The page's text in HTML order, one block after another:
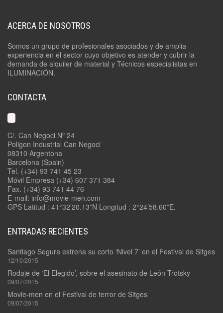
ACERCA DE NOSOTROS
Somos un grupo de profesionales asociados y de amplia
experiencia en el sector cuyo objetivo es atender y cubrir la
demanda de alquiler de material y Técnicos especialistas en
ILUMINACIÓN.
CONTACTA
C/. Can Negoci Nº 24
Poligon Industrial Can Negoci
08310 Argentona
Barcelona (Spain)
Tel. (+34) 93 741 45 23
Móvil Empresa (+34) 607 371 384
Fax. (+34) 93 741 44 76
E-mail: info@movie-men.com
GPS Latitud : 41°32’20.13”N Longitud : 2°24’58.60”E.
ENTRADAS RECIENTES
Santiago Segura estrena su corto ‘Nivel 7’ en el Festival de Sitges
12/10/2015
Rodaje de ‘El Elegido’, sobre el asesinato de León Trotsky
09/07/2015
Movie-men en el Festival de terror de Sitges
09/07/2015